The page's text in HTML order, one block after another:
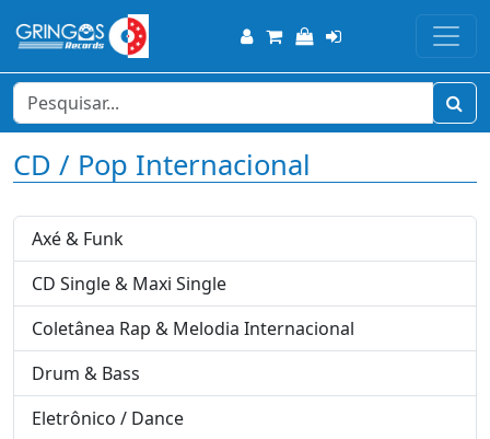
CD / Pop Internacional
Axé & Funk
CD Single & Maxi Single
Coletânea Rap & Melodia Internacional
Drum & Bass
Eletrônico / Dance